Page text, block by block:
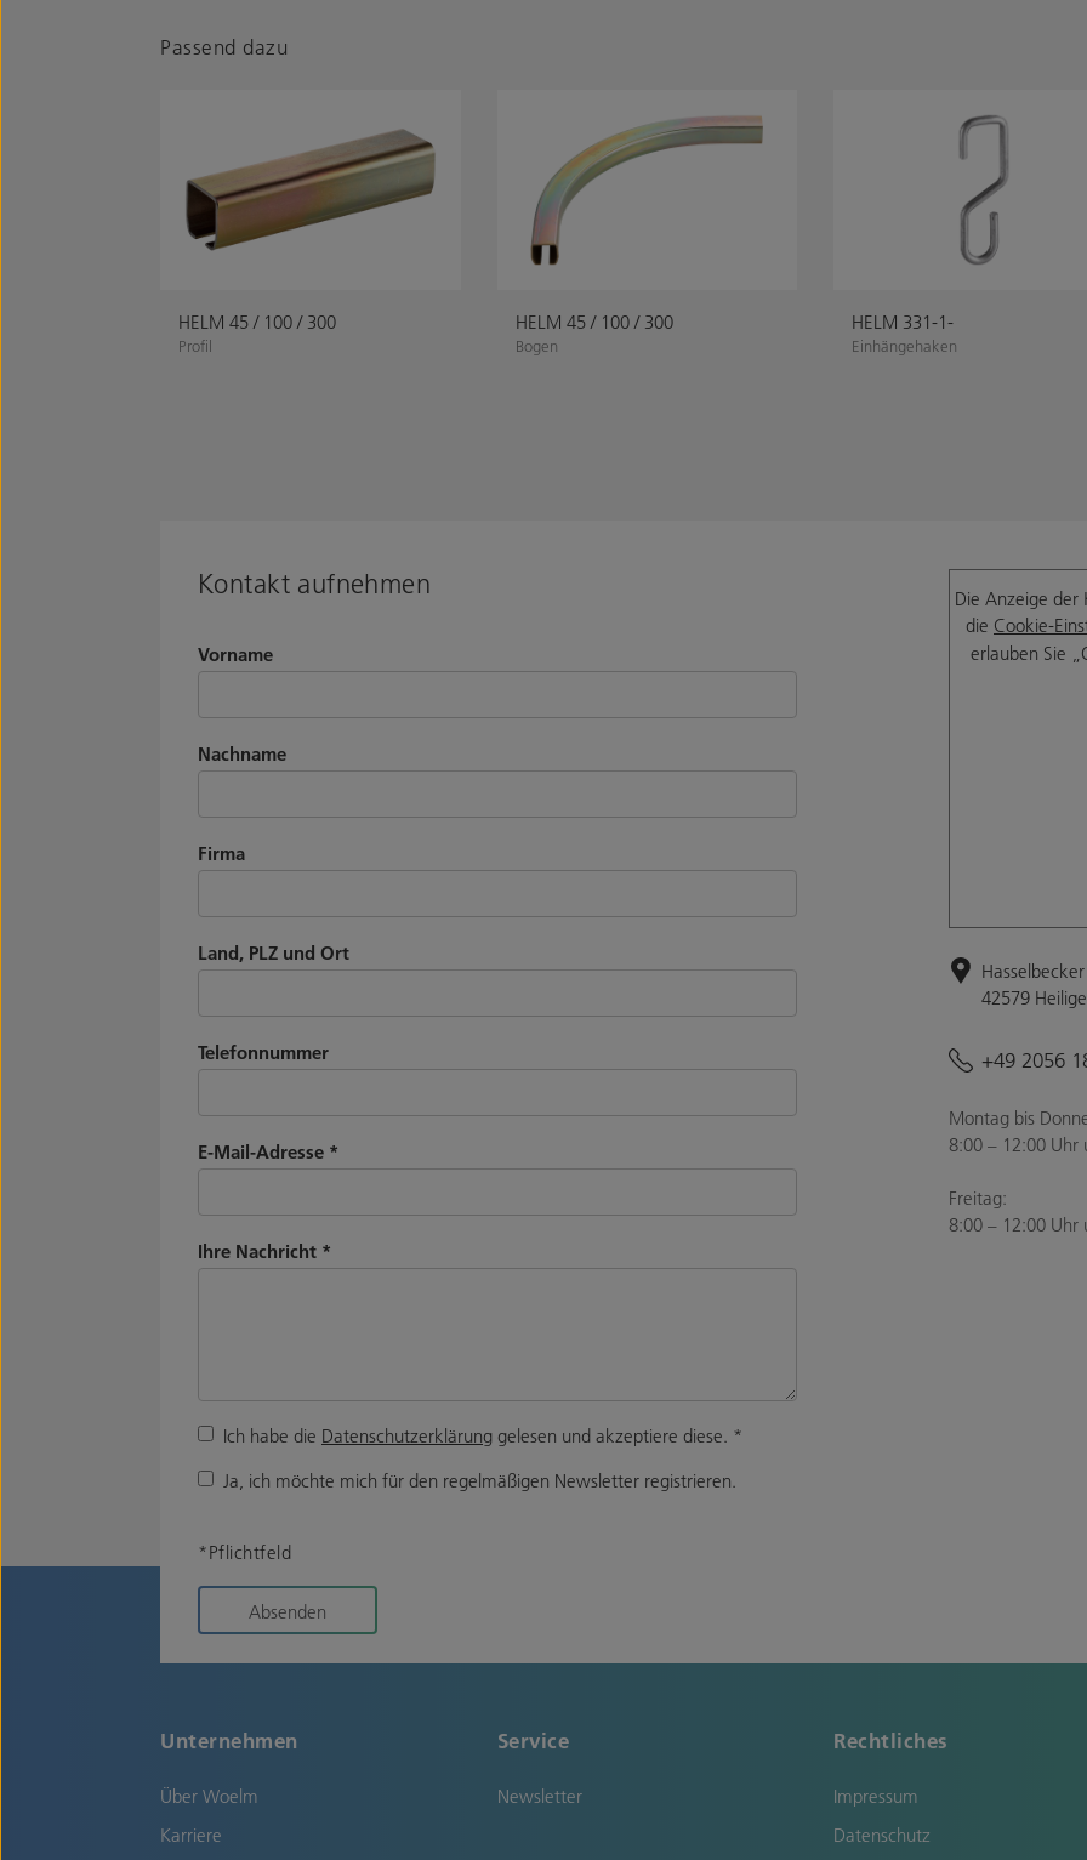
Passend dazu
HELM 45 / 100 / 300
Profil
HELM 45 / 100 / 300
Bogen
HELM 331-1-
Einhängehaken
Kontakt aufnehmen
Vorname
Nachname
Firma
Land, PLZ und Ort
Telefonnummer
E-Mail-Adresse *
Ihre Nachricht *
Ich habe die Datenschutzerklärung gelesen und akzeptiere diese. *
Ja, ich möchte mich für den regelmäßigen Newsletter registrieren.
*Pflichtfeld
Absenden
Die Anzeige
die Cookie-
erlauben Sie
42579
+49 2056
Montag bis
8:00 – 12:00 Uhr
Freitag:
8:00 – 12:00 Uhr
Unternehmen
Über Woelm
Karriere
Service
Newsletter
Rechtliches
Impressum
Datenschutz